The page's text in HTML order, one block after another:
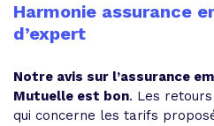
Harmonie assurance
d’expert
Notre avis sur l’assurance
Mutuelle est bon. Les
qui concerne les tarifs